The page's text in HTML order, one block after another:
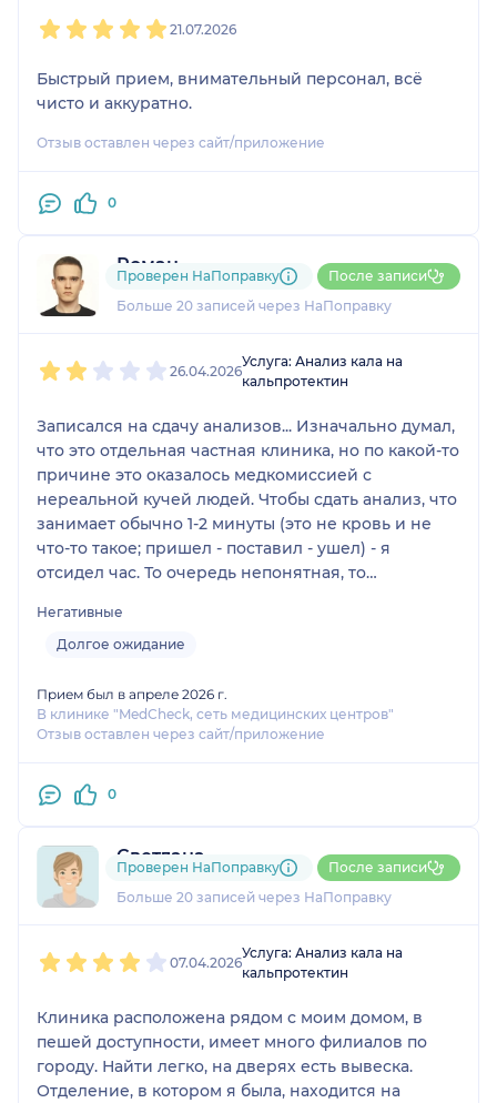
21.07.2026
Быстрый прием, внимательный персонал, всё
чисто и аккуратно.
Отзыв оставлен через сайт/приложение
0
Роман
2 отзыва
Больше 20 записей через НаПоправку
Проверен НаПоправку После записи
26.04.2026
Услуга: Анализ кала на
кальпротектин
Записался на сдачу анализов... Изначально думал,
что это отдельная частная клиника, но по какой-то
причине это оказалось медкомиссией с
нереальной кучей людей. Чтобы сдать анализ, что
занимает обычно 1-2 минуты (это не кровь и не
что-то такое; пришел - поставил - ушел) - я
отсидел час. То очередь непонятная, то
должен сдавать это какому-то врачу, ведь во всех
остальных клиниках это сдается просто на
500р и сделать по феншую за минуты 2, чем
сэкономить и потерять час
Негативные
Долгое ожидание
Прием был в апреле 2026 г.
В клинике "MedCheck, сеть медицинских центров"
Отзыв оставлен через сайт/приложение
0
Светлана
16 отзывов
Больше 20 записей через НаПоправку
Проверен НаПоправку После записи
07.04.2026
Услуга: Анализ кала на
кальпротектин
Клиника расположена рядом с моим домом, в
пешей доступности, имеет много филиалов по
городу. Найти легко, на дверях есть вывеска.
Отделение, в котором я была, находится на